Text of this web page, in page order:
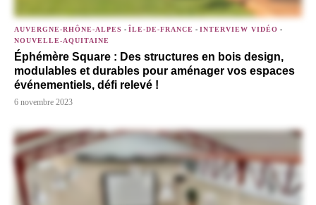
AUVERGNE-RHÔNE-ALPES - ÎLE-DE-FRANCE - INTERVIEW VIDÉO -
NOUVELLE-AQUITAINE
Éphémère Square : Des structures en bois design,
modulables et durables pour aménager vos espaces
événementiels, défi relevé !
6 novembre 2023